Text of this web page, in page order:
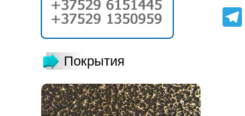
Покрытия